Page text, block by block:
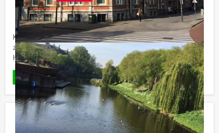
Vanaf€ 24,50 p.p. excl. BTW
Vanaf 15 personen ‐ 2 uur en 30 minuten
Kinderen en tieners mogen dan volledig gedigitaliseerd
zijn, ze weten niet wat ze meemaken als ze echte Oud-
Hollandse spelletjes gaan spelen in Den Bosch.
LEES MEER Favoriet
Expeditie Robinson City Game in
Den Bosch